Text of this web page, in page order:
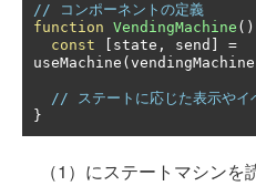
// コンポーネントの定義
function VendingMachine ()
const
state , send
=
useMachine ( vendingMachine
// ステートに応じた表示やイ
}
（1）にステートマシンを